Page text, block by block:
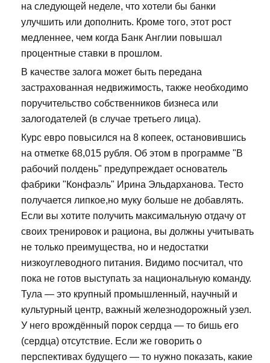
на следующей неделе, что хотели бы банки
улучшить или дополнить. Кроме того, этот рост
медленнее, чем когда Банк Англии повышал
процентные ставки в прошлом.
В качестве залога может быть передана
застрахованная недвижимость, также необходимо
поручительство собственников бизнеса или
залогодателей (в случае третьего лица).
Курс евро повысился на 8 копеек, остановившись
на отметке 68,015 рубля. Об этом в программе "В
рабочий полдень" предупреждает основатель
фабрики "Конфаэль" Ирина Эльдарханова. Тесто
получается липкое,но муку больше не добавлять.
Если вы хотите получить максимальную отдачу от
своих тренировок и рациона, вы должны учитывать
не только преимущества, но и недостатки
низкоуглеводного питания. Видимо посчитал, что
пока не готов выступать за национальную команду.
Тула — это крупный промышленный, научный и
культурный центр, важный железнодорожный узел.
У него врождённый порок сердца — то бишь его
(сердца) отсутствие. Если же говорить о
перспективах будущего — то нужно показать, какие